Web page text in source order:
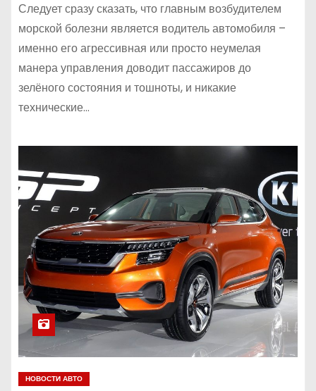
Следует сразу сказать, что главным возбудителем
морской болезни является водитель автомобиля –
именно его агрессивная или просто неумелая
манера управления доводит пассажиров до
зелёного состояния и тошноты, и никакие
технические…
НОВОСТИ АВТО